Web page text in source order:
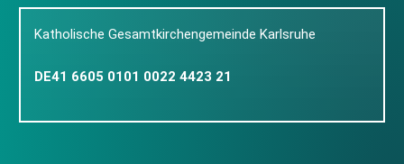
Katholische Gesamtkirchengemeinde Karlsruhe
DE41 6605 0101 0022 4423 21